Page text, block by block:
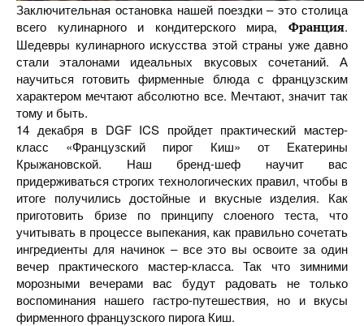
Заключительная остановка нашей поездки – это столица
всего кулинарного и кондитерского мира, Франция.
Шедевры кулинарного искусства этой страны уже давно
стали эталонами идеальных вкусовых сочетаний. А
научиться готовить фирменные блюда с французским
характером мечтают абсолютно все. Мечтают, значит так
тому и быть.
14 декабря в DGF ICS пройдет практический мастер-
класс «Французский пирог Киш» от Екатерины
Крыжановской. Наш бренд-шеф научит вас
придерживаться строгих технологических правил, чтобы в
итоге получились достойные и вкусные изделия. Как
приготовить бризе по принципу слоеного теста, что
учитывать в процессе выпекания, как правильно сочетать
ингредиенты для начинок – все это вы освоите за один
вечер практического мастер-класса. Так что зимними
морозными вечерами вас будут радовать не только
воспоминания нашего гастро-путешествия, но и вкусы
фирменного французского пирога Киш.